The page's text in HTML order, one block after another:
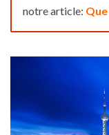
notre article: